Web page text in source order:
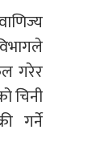
गरेर
चिनी
गर्ने